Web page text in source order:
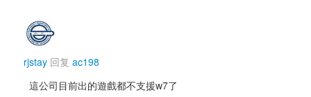
rjstay 回复 ac198
這公司目前出的遊戲都不支援w7了